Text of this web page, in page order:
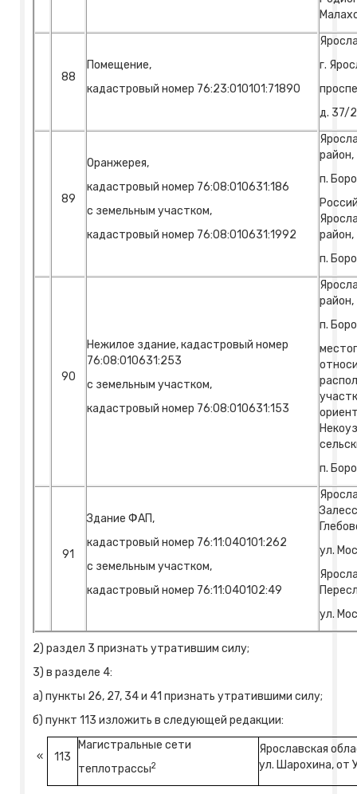
88
Помещение,
кадастровый номер 76:23:010101:71890
г.
д. 37/
89
Оранжерея,
кадастровый номер 76:08:010631:186
с земельным участком,
кадастровый номер 76:08:010631:1992
район,
п.
район,
п.
90
Нежилое здание, кадастровый номер
76:08:010631:253
с земельным участком,
кадастровый номер 76:08:010631:153
район,
п.
п.
91
Здание ФАП,
кадастровый номер 76:11:040101:262
с земельным участком,
кадастровый номер 76:11:040102:49
ул.
ул.
2) раздел 3 признать утратившим силу;
3) в разделе 4:
а) пункты 26, 27, 34 и 41 признать утратившими силу;
б) пункт 113 изложить в следующей редакции:
« 113
Магистральные сети
теплотрассы2
Ярославская
ул. Шарохина, от